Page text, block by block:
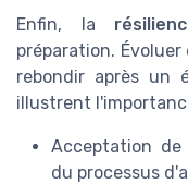
Enfin, la
préparation.
rebondir après un
illustrent
Acceptation
du processus